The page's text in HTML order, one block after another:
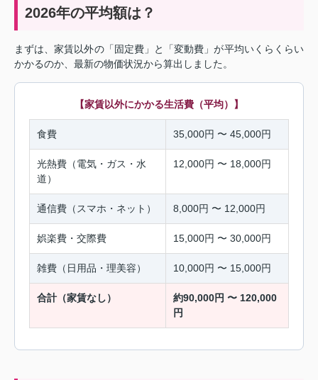
2026年の平均額は？
まずは、家賃以外の「固定費」と「変動費」が平均いくらくらい
かかるのか、最新の物価状況から算出しました。
【家賃以外にかかる生活費（平均）】
食費 35,000円 〜 45,000円
光熱費（電気・ガス・水
道）
12,000円 〜 18,000円
通信費（スマホ・ネット） 8,000円 〜 12,000円
娯楽費・交際費 15,000円 〜 30,000円
雑費（日用品・理美容） 10,000円 〜 15,000円
合計（家賃なし）
約90,000円 〜 120,000
円